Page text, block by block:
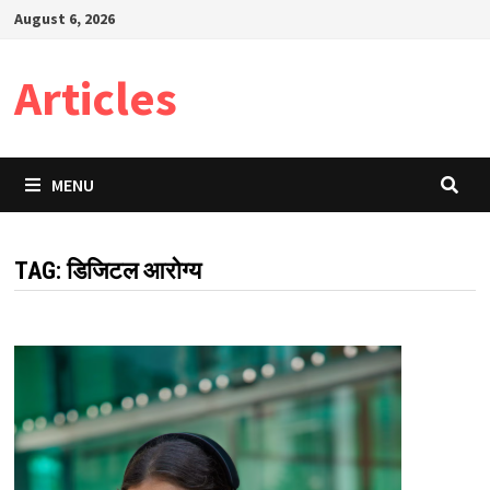
SkipAugust 6, 2026
Articles
MENU
TAG:डिजिटल आरोग्य